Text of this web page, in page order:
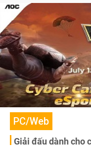
PC/Web
Giải đấu dành cho